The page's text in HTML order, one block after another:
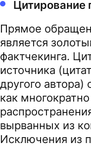
Цитирование
Прямое
является
фактчекинга.
источника
другого автора)
как
вырванных из
Исключения из